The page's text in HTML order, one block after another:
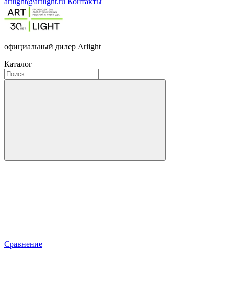
официальный дилер Arlight
Каталог
Сравнение